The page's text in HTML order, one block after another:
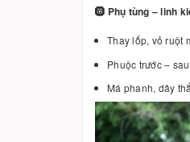
🛞 Phụ tùng – linh
Thay lốp, vỏ ruột
Phuộc trước –
Má phanh, dây